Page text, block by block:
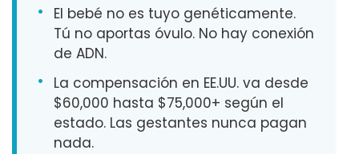
•
El bebé no es tuyo genéticamente.
Tú no aportas óvulo. No hay conexión
de ADN.
•
La compensación en EE.UU. va desde
$60,000 hasta $75,000+ según el
estado. Las gestantes nunca pagan
nada.